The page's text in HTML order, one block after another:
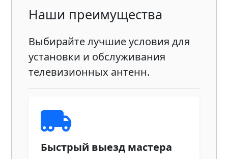
Наши преимущества
Выбирайте лучшие условия для
установки и обслуживания
телевизионных антенн.
Быстрый выезд мастера